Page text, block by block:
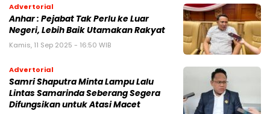
Advertorial
Anhar : Pejabat Tak Perlu ke Luar
Negeri, Lebih Baik Utamakan Rakyat
Kamis, 11 Sep 2025 - 16:50 WIB
Advertorial
Samri Shaputra Minta Lampu Lalu
Lintas Samarinda Seberang Segera
Difungsikan untuk Atasi Macet